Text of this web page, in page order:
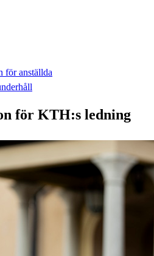
för anställda
för KTH:s ledning